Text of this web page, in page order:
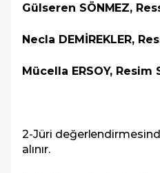
Gülseren SÖNMEZ,
Necla DEMİREKLER,
Mücella ERSOY, Resim
2-Jüri
alınır.